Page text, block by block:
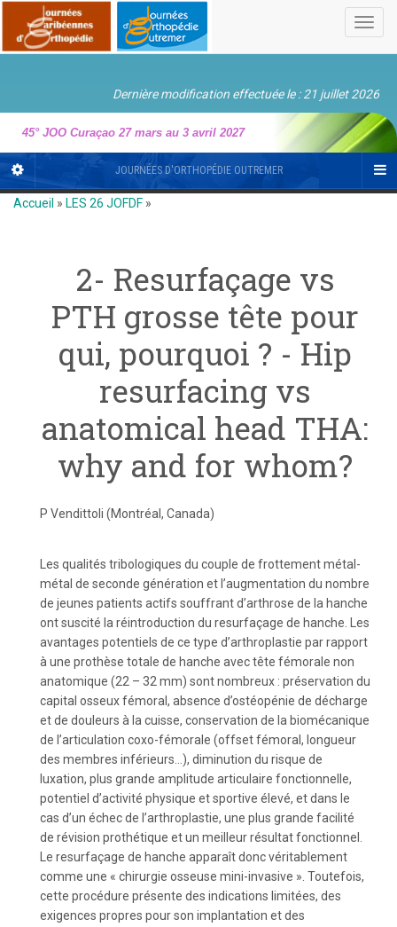
Dernière modification effectuée le : 21 juillet 2026
45° JOO Curaçao 27 mars au 3 avril 2027
JOURNÉES D'ORTHOPÉDIE OUTREMER
Accueil » LES 26 JOFDF »
2- Resurfaçage vs
PTH grosse tête pour
qui, pourquoi ? - Hip
resurfacing vs
anatomical head THA:
why and for whom?
P Vendittoli (Montréal, Canada)
Les qualités tribologiques du couple de frottement métal-
métal de seconde génération et l’augmentation du nombre
de jeunes patients actifs souffrant d’arthrose de la hanche
ont suscité la réintroduction du resurfaçage de hanche. Les
avantages potentiels de ce type d’arthroplastie par rapport
à une prothèse totale de hanche avec tête fémorale non
anatomique (22 – 32 mm) sont nombreux : préservation du
capital osseux fémoral, absence d’ostéopénie de décharge
et de douleurs à la cuisse, conservation de la biomécanique
de l’articulation coxo-fémorale (offset fémoral, longueur
des membres inférieurs…), diminution du risque de
luxation, plus grande amplitude articulaire fonctionnelle,
potentiel d’activité physique et sportive élevé, et dans le
cas d’un échec de l’arthroplastie, une plus grande facilité
de révision prothétique et un meilleur résultat fonctionnel.
Le resurfaçage de hanche apparaît donc véritablement
comme une « chirurgie osseuse mini-invasive ». Toutefois,
cette procédure présente des indications limitées, des
exigences propres pour son implantation et des